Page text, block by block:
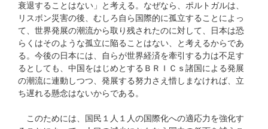
衰退することはない」と考える。なぜなら、ポルトガルは、
リスボン災害の後、むしろ自ら国際的に孤立することによっ
て、世界発展の潮流から取り残されたのに対して、日本は恐
らくはそのような孤立に陥ることはない、と考えるからであ
る。今後の日本には、自らが世界経済を牽引する力は不足す
るとしても、中国をはじめとするＢＲＩＣｓ諸国による発展
の潮流に連動しつつ、発展する努力さえ惜しまなければ、立
ち遅れる懸念はないからである。
このためには、国民１人１人の国際化への適応力を強化す